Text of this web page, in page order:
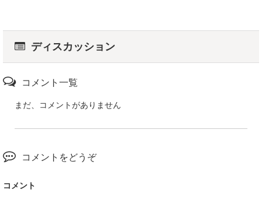
ディスカッション
コメント一覧
まだ、コメントがありません
コメントをどうぞ
コメント